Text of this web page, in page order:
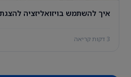
איך להשתמש בויזואליזציה להצגת
3 דקות קריאה